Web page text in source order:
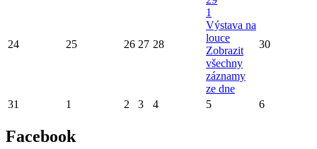
24 25 26 27 28
1
Výstava na
louce
Zobrazit
všechny
záznamy
ze dne
30
31 1 2 3 4 5 6
Facebook